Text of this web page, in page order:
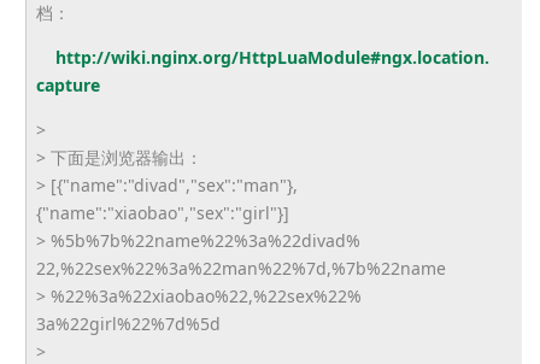
档：
http://wiki.nginx.org/HttpLuaModule#ngx.location.
capture
>
> 下面是浏览器输出：
> [{"name":"divad","sex":"man"},
{"name":"xiaobao","sex":"girl"}]
> %5b%7b%22name%22%3a%22divad%
22,%22sex%22%3a%22man%22%7d,%7b%22name
> %22%3a%22xiaobao%22,%22sex%22%
3a%22girl%22%7d%5d
>